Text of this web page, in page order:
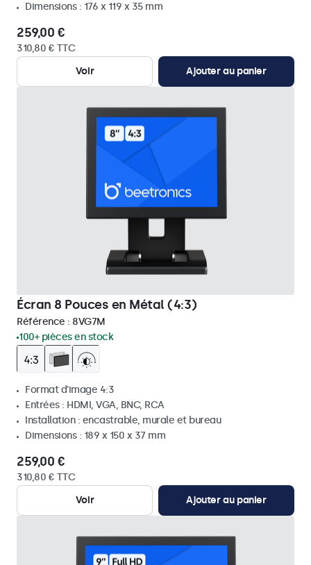
Dimensions : 176 x 119 x 35 mm
259,00 €
310,80 € TTC
Voir
Ajouter au panier
Écran 8 Pouces en Métal (4:3)
Référence : 8VG7M
100+ pièces en stock
Format d'image 4:3
Entrées : HDMI, VGA, BNC, RCA
Installation : encastrable, murale et bureau
Dimensions : 189 x 150 x 37 mm
259,00 €
310,80 € TTC
Voir
Ajouter au panier